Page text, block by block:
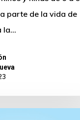
parte de la vida de
la…